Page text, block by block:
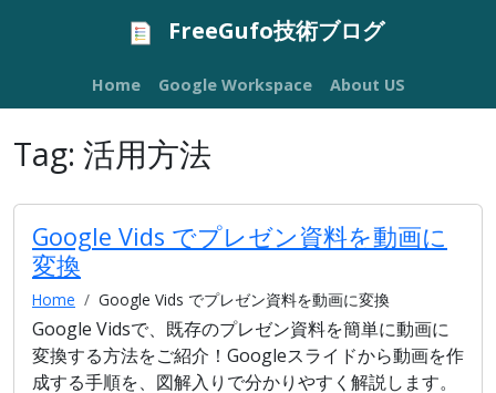
FreeGufo技術ブログ
Home Google Workspace About US
Tag: 活用方法
Google Vids でプレゼン資料を動画に
変換
Home Google Vids でプレゼン資料を動画に変換
Google Vidsで、既存のプレゼン資料を簡単に動画に
変換する方法をご紹介！Googleスライドから動画を作
成する手順を、図解入りで分かりやすく解説します。